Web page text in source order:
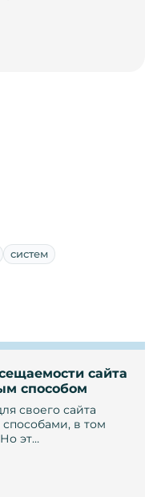
систем
сайта
способом
своего сайта
в том
эт…